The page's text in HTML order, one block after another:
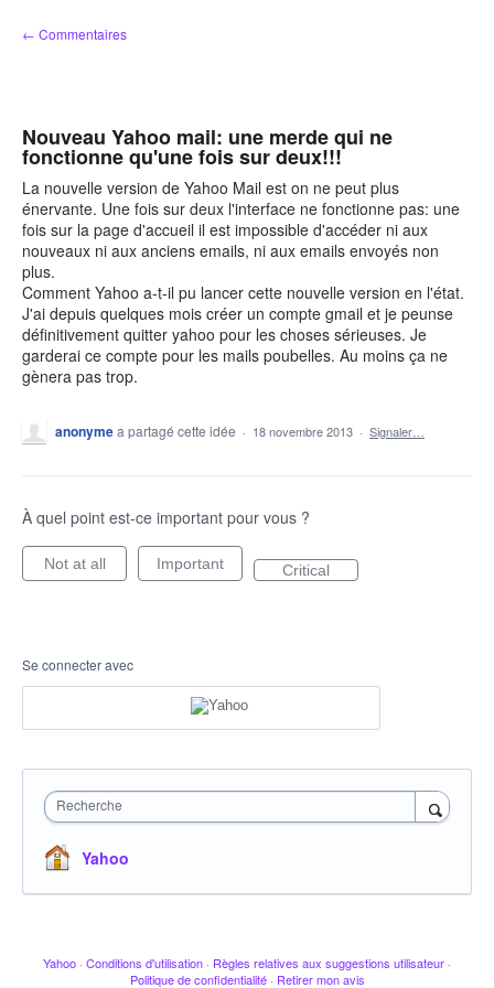
Aller
au
← Commentaires
Nouveau Yahoo mail: une merde qui ne
fonctionne qu'une fois sur deux!!!
La nouvelle version de Yahoo Mail est on ne peut plus
énervante. Une fois sur deux l'interface ne fonctionne pas: une
fois sur la page d'accueil il est impossible d'accéder ni aux
nouveaux ni aux anciens emails, ni aux emails envoyés non
plus.
Comment Yahoo a-t-il pu lancer cette nouvelle version en l'état.
J'ai depuis quelques mois créer un compte gmail et je peunse
définitivement quitter yahoo pour les choses sérieuses. Je
garderai ce compte pour les mails poubelles. Au moins ça ne
gènera pas trop.
anonymea partagé cette idée · 18 novembre 2013 · Signaler…
À quel point est-ce important pour vous ?
Not at all Important Critical
Se connecter avec
Recherche
Yahoo
Yahoo · Conditions d'utilisation · Règles relatives aux suggestions utilisateur ·
Politique de confidentialité · Retirer mon avis